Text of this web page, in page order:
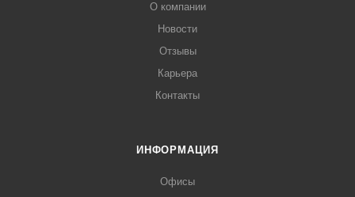
О компании
Новости
Отзывы
Карьера
Контакты
ИНФОРМАЦИЯ
Офисы